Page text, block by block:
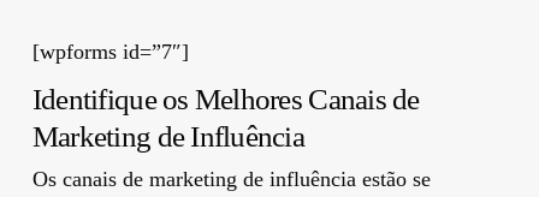
[wpforms id=”7″]
Identifique os Melhores Canais de
Marketing de Influência
Os canais de marketing de influência estão se